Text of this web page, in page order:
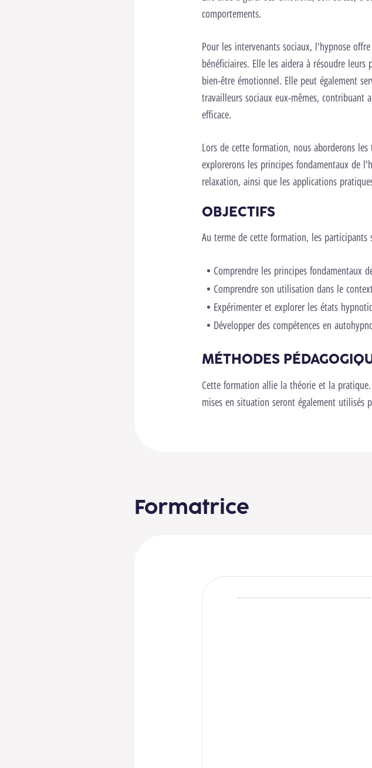
comportements.
Pour les intervenants sociaux, l'hypnose
bénéficiaires. Elle les aidera à résoudre
bien-être émotionnel. Elle peut également
travailleurs sociaux eux-mêmes,
efficace.
Lors de cette formation, nous aborderons
explorerons les principes fondamentaux de
relaxation, ainsi que les applications
OBJECTIFS
Au terme de cette formation, les participants
Comprendre les principes fondamentaux
Comprendre son utilisation dans le
Expérimenter et explorer les états
Développer des compétences en
MÉTHODES
Cette formation allie la théorie et la
mises en situation seront également utilisés
Formatrice